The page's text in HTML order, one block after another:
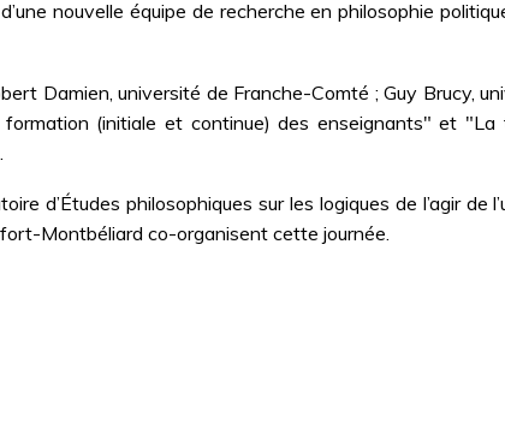
nouvelle équipe de recherche en philosophie
Damien, université de Franche-Comté ; Guy Brucy,
(initiale et continue) des enseignants" et "La
d’Études philosophiques sur les logiques de l’agir de
Montbéliard co-organisent cette journée.